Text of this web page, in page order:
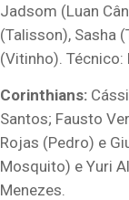
Jadsom (Luan
(Talisson), Sasha
(Vitinho). Técnico:
Corinthians:
Santos; Fausto
Rojas (Pedro) e
Mosquito) e Yuri
Menezes.